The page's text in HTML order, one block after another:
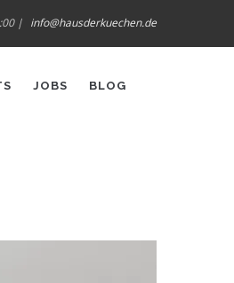
| info@hausderkuechen.de
JOBS BLOG